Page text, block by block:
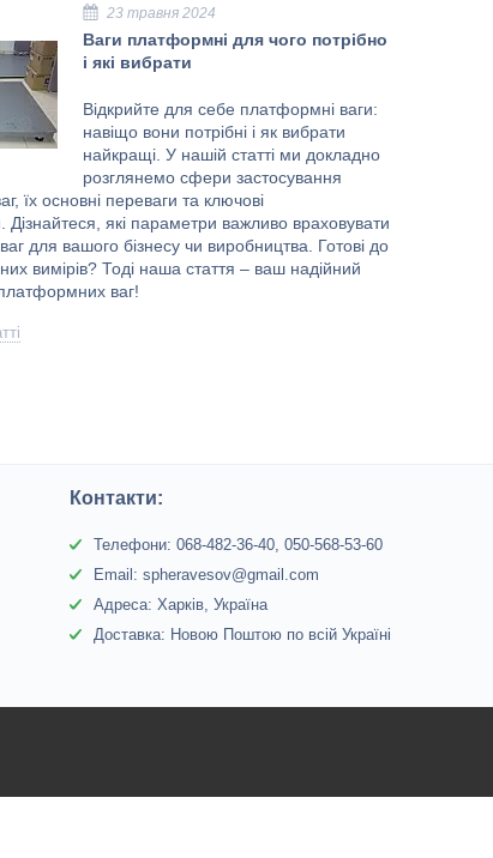
23 травня 2024
Ваги платформні для чого потрібно
і які вибрати
Відкрийте для себе платформні ваги: ​​
навіщо вони потрібні і як вибрати
найкращі. У нашій статті ми докладно
розглянемо сфери застосування
їх основні переваги та ключові
Дізнайтеся, які параметри важливо враховувати
для вашого бізнесу чи виробництва. Готові до
вимірів? Тоді наша стаття – ваш надійний
платформних ваг!
Контакти:
Телефони: 068-482-36-40, 050-568-53-60
Email: spheravesov@gmail.com
Адреса: Харків, Україна
Доставка: Новою Поштою по всій Україні